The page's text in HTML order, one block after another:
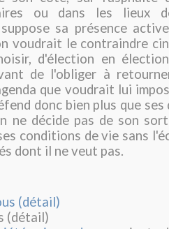
ou dans les lieux
sa présence
voudrait le contraindre
d'élection en
de l'obliger à
que voudrait lui
donc bien plus que
ne décide pas de son
conditions de vie sans
dont il ne veut pas.
(détail)